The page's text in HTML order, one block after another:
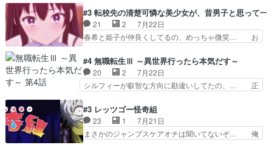
然にに求めていたのは頭の… 主人公含めどいつも
こいつもカラフルなだけ… 跡継ぎ候補多すぎるw
参加しなかった人気に…
2029年の科学文明について我々の世界… まず、
効果音がいい。私が思うに、銃撃戦が… いきなり
のハラハラ感。犯人をどんどん追い… 擬似記憶な
の本物なのか分からないと思う？… をバンダイチ
OVAならアリかな。ICT… 冒頭のアクションから
釘付けだった。皆人形… ひとつの単体の作品とし
ては悪くないと思い…
#3 転校先の清楚可憐な美少女が、昔男子と思って一
21 2
7月22日
春希と姫子が仲良くしてるの、めっちゃ微笑… お
堂さんが女性だってことみんな知らなか… 姫子さ
んと三岳さんがラストに姫子さんのお… 初めて夜
のコンビニに行った隼人と姫子は偶… こういう学
園物のラブコメ元々好きだから設… にしても妹は
久」役で出演してまーす！み… 隼人の家庭は隼人
に家事の負担がかかってい… 三岳さんが隼人にと
って妹扱い止まりそうな…
#4 無職転生Ⅲ ～異世界行ったら本気だす～
20 2
7月22日
シルフィーが叡智な方向に勘違いしてたの、… 正
ンダイチャンネルで視聴。リーリャさん… なんか
腹立つなぁルーデウスめ…これでエリ… トレント
は後に何らかの際に活躍するんやろ… アイシ
ャ、、、なんと末恐ろしい妹なんだ！… ルーデウ
#3 レッツゴー怪奇組
23 1
7月21日
まさかのジャンプスケアオチは聞いてないぞ… 俺